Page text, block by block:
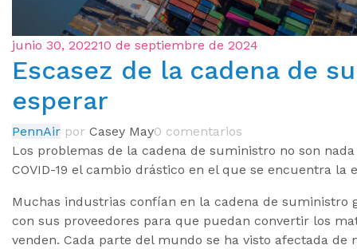
junio 30, 202210 de septiembre de 2024
Escasez de la cadena de
esperar
PennAir por Casey May0 comentarios
Los problemas de la cadena de suministro no son
COVID-19 el cambio drástico en el que se encuentra la
Muchas industrias confían en la cadena de suministro
con sus proveedores para que puedan convertir los
venden. Cada parte del mundo se ha visto afectada